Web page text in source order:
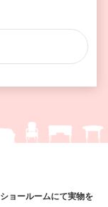
ショールームにて実物を